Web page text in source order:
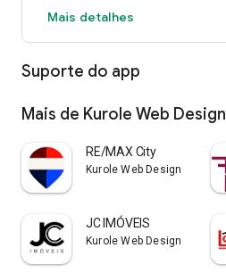
Mais detalhes
Suporte do app
Mais de Kurole Web Design
RE/MAX City
Kurole Web Design
JC IMÓVEIS
Kurole Web Design